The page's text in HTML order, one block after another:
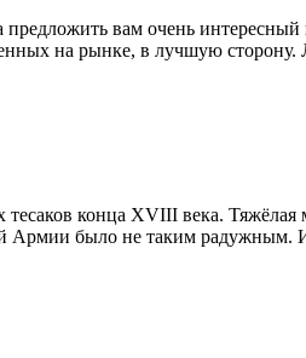
вам очень
на рынке, в лучшую сторону.
конца XVIII века.
Армии было не таким радужным.